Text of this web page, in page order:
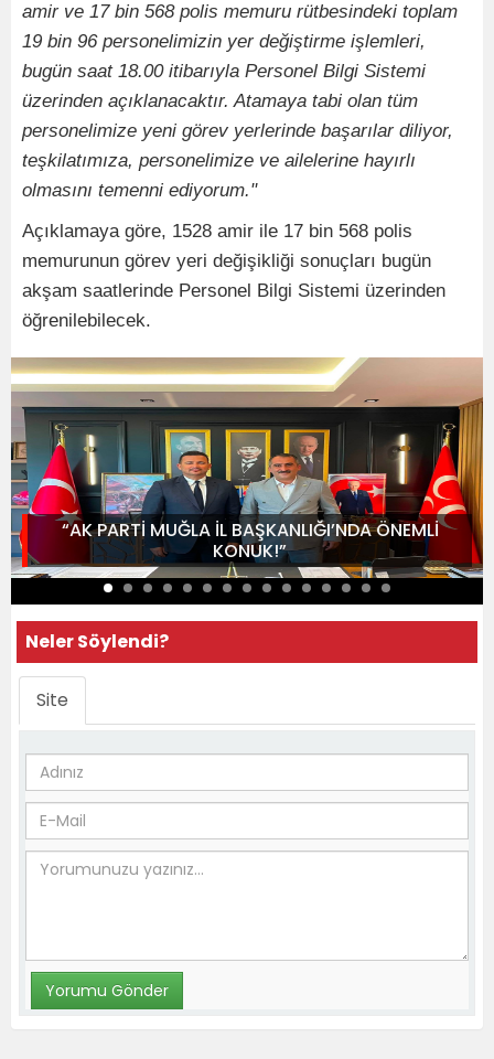
amir ve 17 bin 568 polis memuru rütbesindeki toplam
19 bin 96 personelimizin yer değiştirme işlemleri,
bugün saat 18.00 itibarıyla Personel Bilgi Sistemi
üzerinden açıklanacaktır. Atamaya tabi olan tüm
personelimize yeni görev yerlerinde başarılar diliyor,
teşkilatımıza, personelimize ve ailelerine hayırlı
olmasını temenni ediyorum."
Açıklamaya göre, 1528 amir ile 17 bin 568 polis
memurunun görev yeri değişikliği sonuçları bugün
akşam saatlerinde Personel Bilgi Sistemi üzerinden
öğrenilebilecek.
“AK PARTİ MUĞLA İL BAŞKANLIĞI’NDA ÖNEMLİ
KONUK!”
Neler Söylendi?
Site